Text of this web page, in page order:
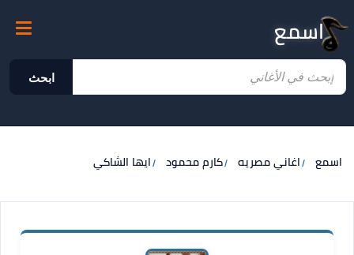
اسمع
ابحث
اسمع اغاني مصريه كارم محمود ايها الشاكي